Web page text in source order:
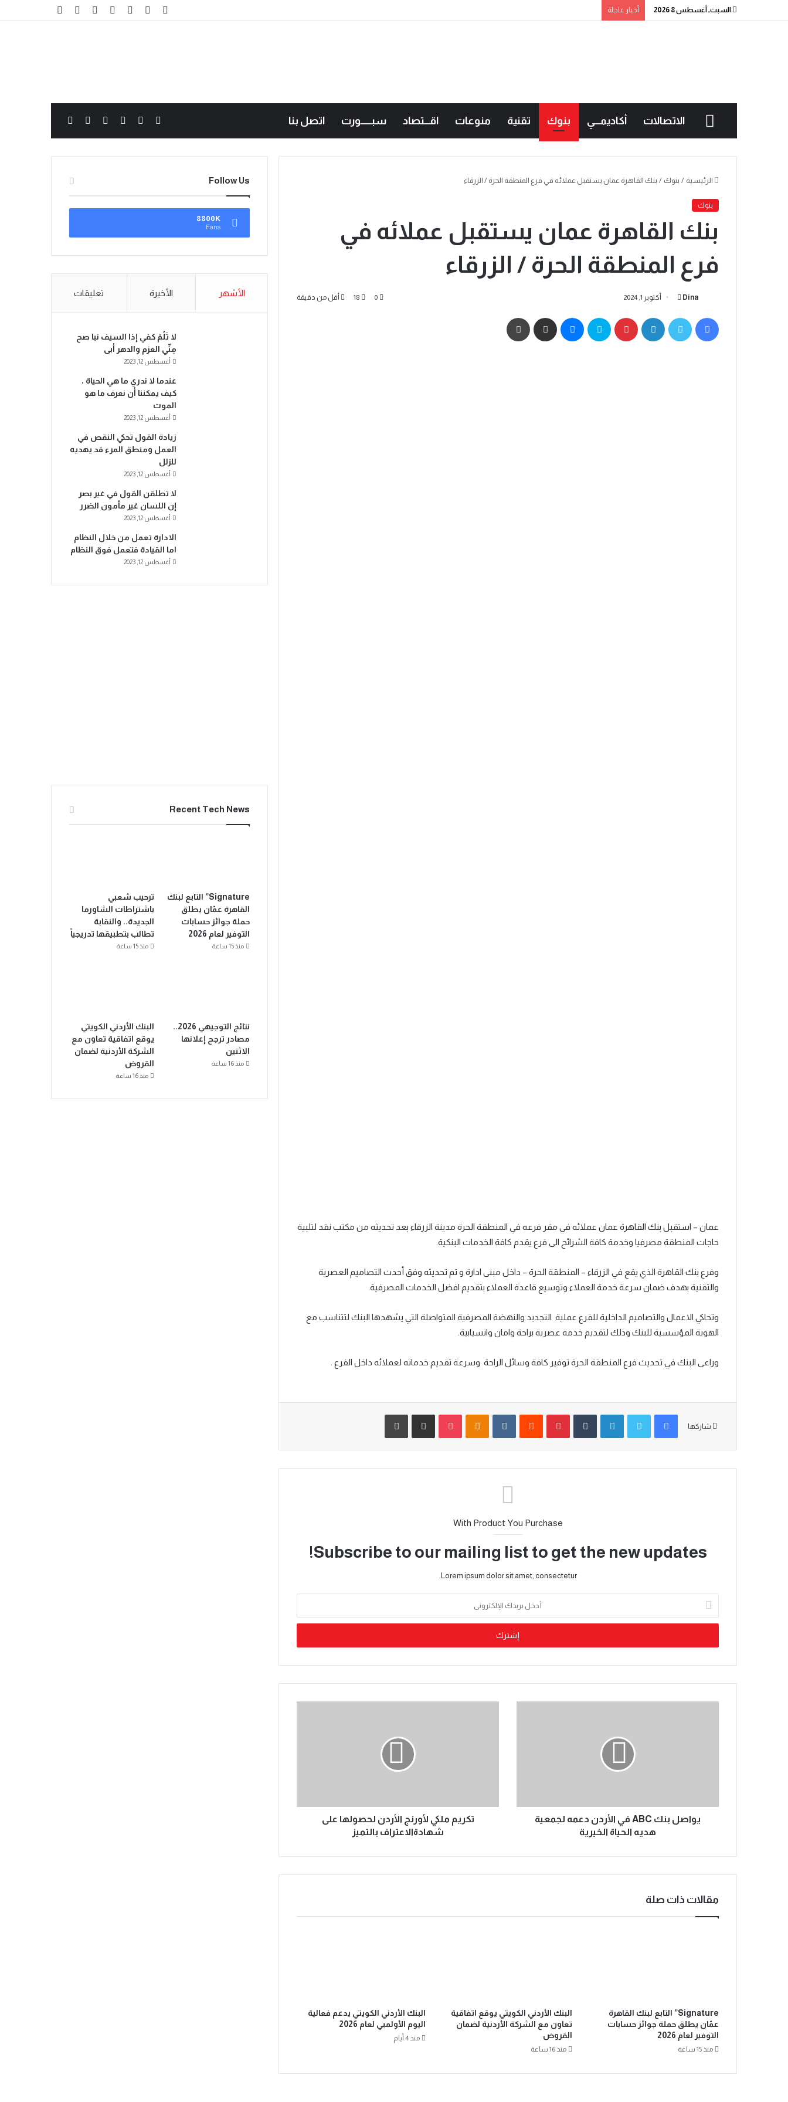
السبت, أغسطس 8 2026 أخبار عاجلة
الاتصالات أكاديمـــي بنوك تقنية منوعات اقـــتصاد سبــــــورت اتصل بنا
الرئيسية / بنوك / بنك القاهرة عمان يستقبل عملائه في فرع المنطقة الحرة / الزرقاء
بنوك
بنك القاهرة عمان يستقبل عملائه في
فرع المنطقة الحرة / الزرقاء
Dina أكتوبر 1, 2024 0
18 أقل من دقيقة
عمان – استقبل بنك القاهرة عمان عملائه في مقر فرعه في المنطقة الحرة مدينة الزرقاء بعد تحديثه من مكتب نقد لتلبية
حاجات المنطقة مصرفيا وخدمة كافة الشرائح الى فرع يقدم كافة الخدمات البنكية
وفرع بنك القاهرة الذي يقع في الزرقاء – المنطقة الحرة – داخل مبنى ادارة و تم تحديثه وفق أحدث التصاميم العصرية
والتقنية بهدف ضمان سرعة خدمة العملاء وتوسيع قاعدة العملاء بتقديم افضل الخدمات المصرفية.
وتحاكي الاعمال والتصاميم الداخلية للفرع عملية التجديد والنهضة المصرفية المتواصلة التي يشهدها البنك لتتناسب مع
الهوية المؤسسية للبنك وذلك لتقديم خدمة عصرية براحة وامان وانسيابية.
وراعى البنك في تحديث فرع المنطقة الحرة توفير كافة وسائل الراحة وسرعة تقديم خدماته لعملائه داخل الفرع
شاركها
With Product You Purchase
Subscribe to our mailing list to get the new updates!
Lorem ipsum dolor sit amet, consectetur.
يواصل بنك ABC في الأردن دعمه لجمعية
هديه الحياة الخيرية
تكريم ملكي لأورنج الأردن لحصولها على
شهادةالاعتراف بالتميز
مقالات ذات صلة
Signature” التابع لبنك القاهرة
عمّان يطلق حملة جوائز حسابات
التوفير لعام 2026
منذ 15 ساعة
البنك الأردني الكويتي يوقع اتفاقية
تعاون مع الشركة الأردنية لضمان
القروض
منذ 16 ساعة
البنك الأردني الكويتي يدعم فعالية
اليوم الأولمبي لعام 2026
منذ 4 أيام
Follow Us
8800K
Fans
الأشهر الأخيرة تعليقات
لا تَلُمْ كفي إذا السيف نبا صح
مِنِّي العزم والدهر أبى
أغسطس 12, 2023
عندما لا ندري ما هي الحياة ،
كيف يمكننا أن نعرف ما هو
الموت
أغسطس 12, 2023
زيادة القول تحكي النقص في
العمل ومنطق المرء قد يهديه
للزلل
أغسطس 12, 2023
لا تطلقن القول في غير بصر
إن اللسان غير مأمون الضرر
أغسطس 12, 2023
الادارة تعمل من خلال النظام
اما القيادة فتعمل فوق النظام
أغسطس 12, 2023
Recent Tech News
Signature” التابع لبنك
القاهرة عمّان يطلق
حملة جوائز حسابات
التوفير لعام 2026
منذ 15 ساعة
ترحيب شعبي
باشتراطات الشاورما
الجديدة.. والنقابة
تطالب بتطبيقها تدريجياً
منذ 15 ساعة
نتائج التوجيهي 2026..
مصادر ترجح إعلانها
الاثنين
منذ 16 ساعة
البنك الأردني الكويتي
يوقع اتفاقية تعاون مع
الشركة الأردنية لضمان
القروض
منذ 16 ساعة